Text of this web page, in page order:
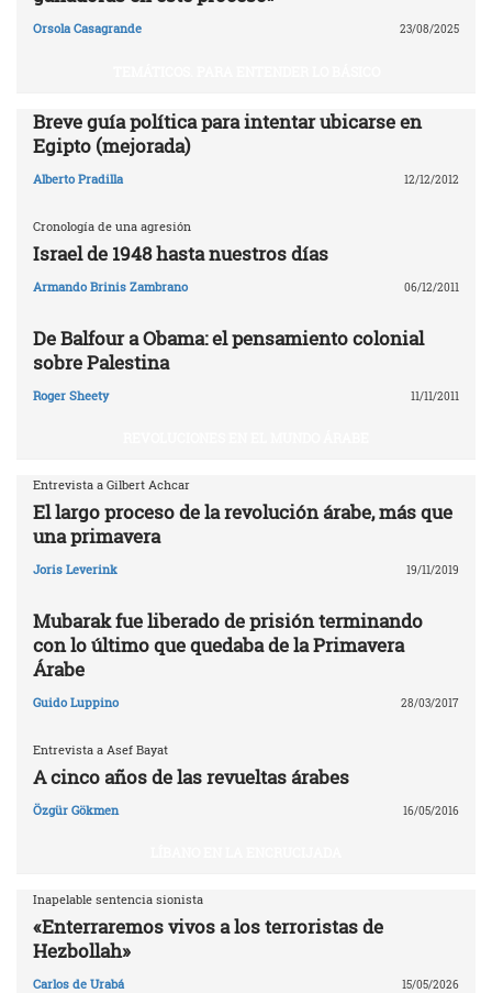
Orsola Casagrande 23/08/2025
Breve guía política para intentar ubicarse en
Egipto (mejorada)
Alberto Pradilla 12/12/2012
Cronología de una agresión
Israel de 1948 hasta nuestros días
Armando Brinis Zambrano 06/12/2011
De Balfour a Obama: el pensamiento colonial
sobre Palestina
Roger Sheety 11/11/2011
Entrevista a Gilbert Achcar
El largo proceso de la revolución árabe, más que
una primavera
Joris Leverink 19/11/2019
Mubarak fue liberado de prisión terminando
con lo último que quedaba de la Primavera
Árabe
Guido Luppino 28/03/2017
Entrevista a Asef Bayat
A cinco años de las revueltas árabes
Özgür Gökmen 16/05/2016
Inapelable sentencia sionista
«Enterraremos vivos a los terroristas de
Hezbollah»
Carlos de Urabá 15/05/2026